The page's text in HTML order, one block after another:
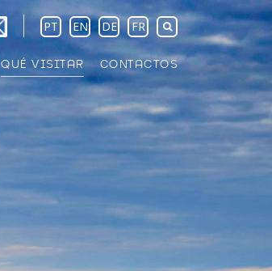
PT EN DE FR
QUÉ VISITAR CONTACTOS